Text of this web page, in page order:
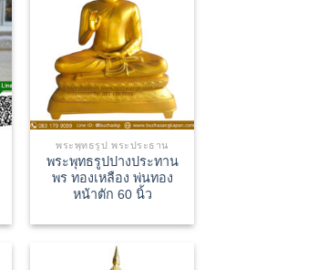
พระพุทธรูป พระประธาน
พระพุทธรูปปางประทาน
พร ทองเหลือง พ่นทอง
หน้าตัก 60 นิ้ว